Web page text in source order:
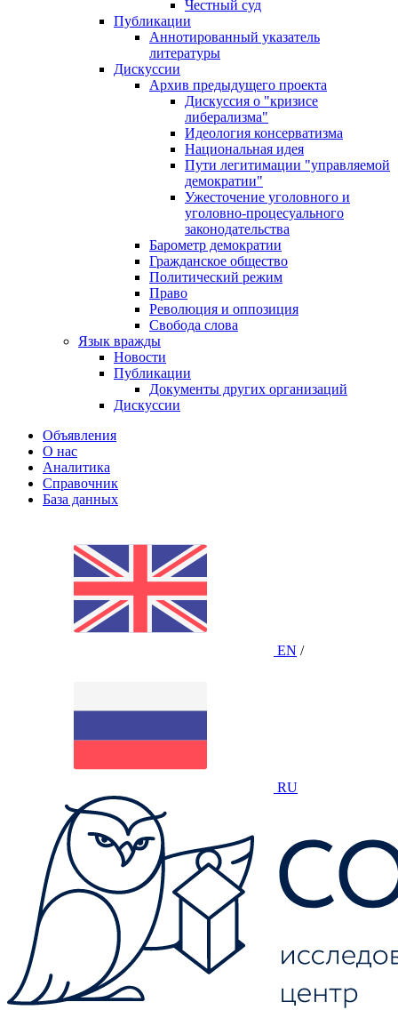
Честный суд
Публикации
Аннотированный указатель
литературы
Дискуссии
Архив предыдущего проекта
Дискуссия о "кризисе
либерализма"
Идеология консерватизма
Национальная идея
Пути легитимации "управляемой
демократии"
Ужесточение уголовного и
уголовно-процесуального
законодательства
Барометр демократии
Гражданское общество
Политический режим
Право
Революция и оппозиция
Свобода слова
Язык вражды
Новости
Публикации
Документы других организаций
Дискуссии
Объявления
О нас
Аналитика
Справочник
База данных
EN /
RU